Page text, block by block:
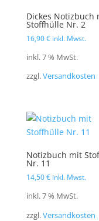
Dickes Notizbuch
Stoffhülle Nr. 2
16,90€ inkl. Mwst.
inkl. 7 % MwSt.
zzgl.Versandkosten
Notizbuch mit
Nr. 11
14,50€ inkl. Mwst.
inkl. 7 % MwSt.
zzgl.Versandkosten